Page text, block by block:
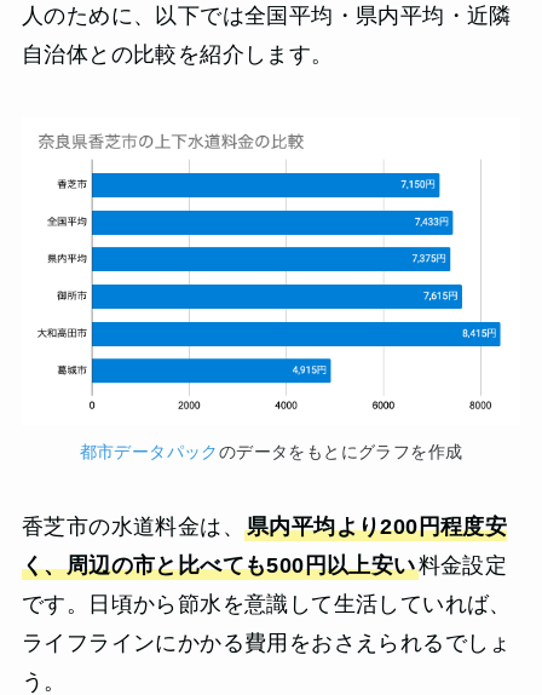
人のために、以下では全国平均・県内平均・近隣
自治体との比較を紹介します。
都市データパックのデータをもとにグラフを作成
香芝市の水道料金は、 県内平均より200円程度安
く、周辺の市と比べても500円以上安い料金設定
です。日頃から節水を意識して生活していれば、
ライフラインにかかる費用をおさえられるでしょ
う。